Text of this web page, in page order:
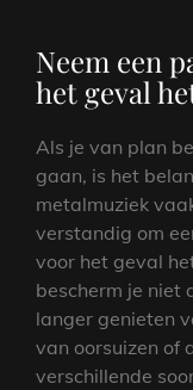
Neem een
het geval
Als je van plan
gaan, is het
metalmuziek
verstandig om
voor het geval
bescherm je niet
langer genieten
van oorsuizen of
verschillende